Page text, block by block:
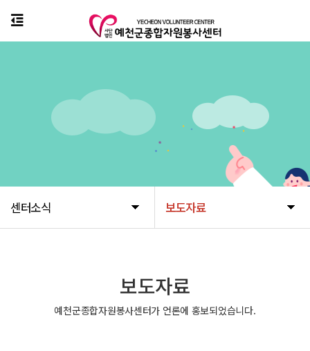
센터소식 보도자료
보도자료
예천군종합자원봉사센터가 언론에 홍보되었습니다.